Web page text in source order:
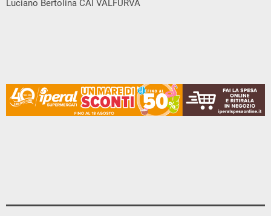
Luciano Bertolina CAI VALFURVA